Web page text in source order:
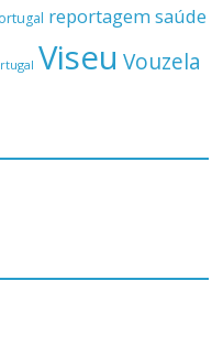
reportagemsaúde
Viseu Vouzela